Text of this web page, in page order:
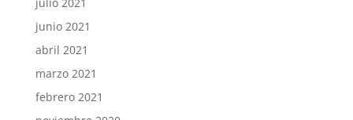
julio 2021
junio 2021
abril 2021
marzo 2021
febrero 2021